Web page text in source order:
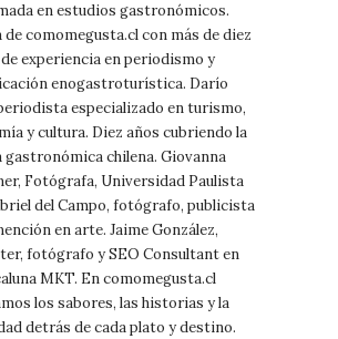
en estudios gastronómicos.
de comomegusta.cl con más de diez
experiencia en periodismo y
enogastroturística. Darío
especializado en turismo,
y cultura. Diez años cubriendo la
gastronómica chilena. Giovanna
Fotógrafa, Universidad Paulista
del Campo, fotógrafo, publicista
en arte. Jaime González,
fotógrafo y SEO Consultant en
MKT. En comomegusta.cl
los sabores, las historias y la
detrás de cada plato y destino.